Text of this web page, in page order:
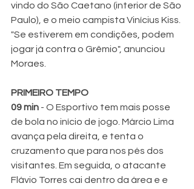
vindo do São Caetano (interior de São
Paulo), e o meio campista Vinícius Kiss.
"Se estiverem em condições, podem
jogar já contra o Grêmio", anunciou
Moraes.
PRIMEIRO TEMPO
09 min - O Esportivo tem mais posse
de bola no início de jogo. Márcio Lima
avança pela direita, e tenta o
cruzamento que para nos pés dos
visitantes. Em seguida, o atacante
Flávio Torres cai dentro da área e e